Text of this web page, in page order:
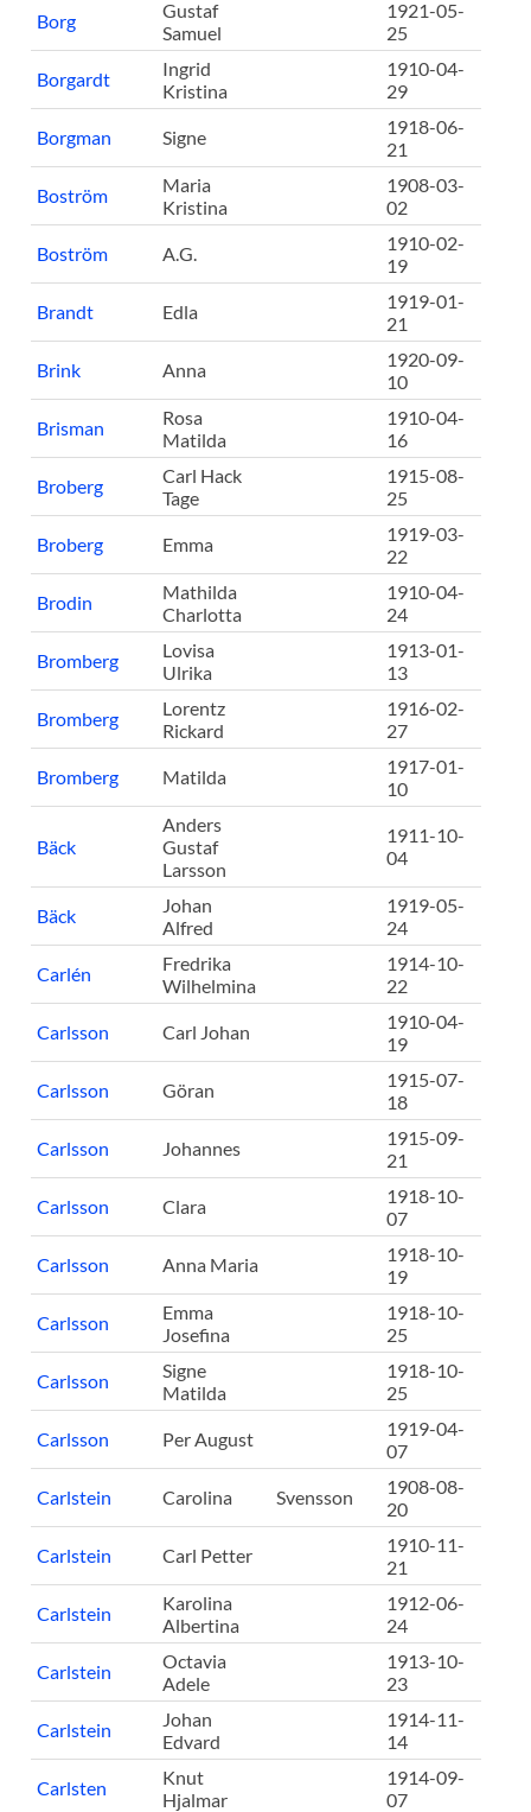
Borg
Gustaf
Samuel
1921-05-
25
Borgardt
Ingrid
Kristina
1910-04-
29
Borgman Signe
1918-06-
21
Boström
Maria
Kristina
1908-03-
02
Boström A.G.
1910-02-
19
Brandt Edla
1919-01-
21
Brink Anna
1920-09-
10
Brisman
Rosa
Matilda
1910-04-
16
Broberg
Carl Hack
Tage
1915-08-
25
Broberg Emma
1919-03-
22
Brodin
Mathilda
Charlotta
1910-04-
24
Bromberg
Lovisa
Ulrika
1913-01-
13
Bromberg
Lorentz
Rickard
1916-02-
27
Bromberg Matilda
1917-01-
10
Bäck
Anders
Gustaf
Larsson
1911-10-
04
Bäck
Johan
Alfred
1919-05-
24
Carlén
Fredrika
Wilhelmina
1914-10-
22
Carlsson Carl Johan
1910-04-
19
Carlsson Göran
1915-07-
18
Carlsson Johannes
1915-09-
21
Carlsson Clara
1918-10-
07
Carlsson Anna Maria
1918-10-
19
Carlsson
Emma
Josefina
1918-10-
25
Carlsson
Signe
Matilda
1918-10-
25
Carlsson Per August
1919-04-
07
Carlstein Carolina Svensson
1908-08-
20
Carlstein Carl Petter
1910-11-
21
Carlstein
Karolina
Albertina
1912-06-
24
Carlstein
Octavia
Adele
1913-10-
23
Carlstein
Johan
Edvard
1914-11-
14
Carlsten
Knut
Hjalmar
1914-09-
07